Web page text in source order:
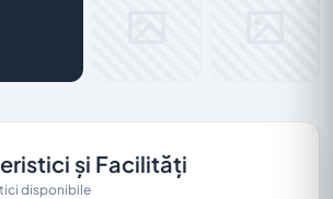
și Facilități
disponibile